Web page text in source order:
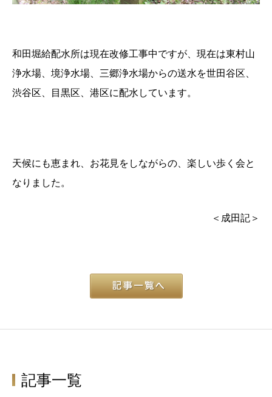
和田堀給配水所は現在改修工事中ですが、現在は東村山
浄水場、境浄水場、三郷浄水場からの送水を世田谷区、
渋谷区、目黒区、港区に配水しています。
天候にも恵まれ、お花見をしながらの、楽しい歩く会と
なりました。
＜成田記＞
記事一覧